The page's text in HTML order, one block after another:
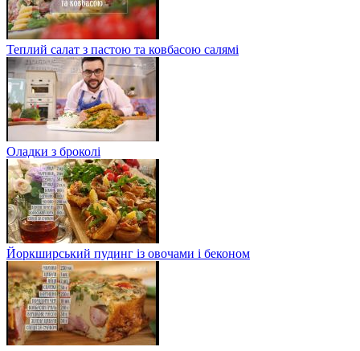
Теплий салат з пастою та ковбасою салямі
Оладки з броколі
Йоркширський пудинг із овочами і беконом